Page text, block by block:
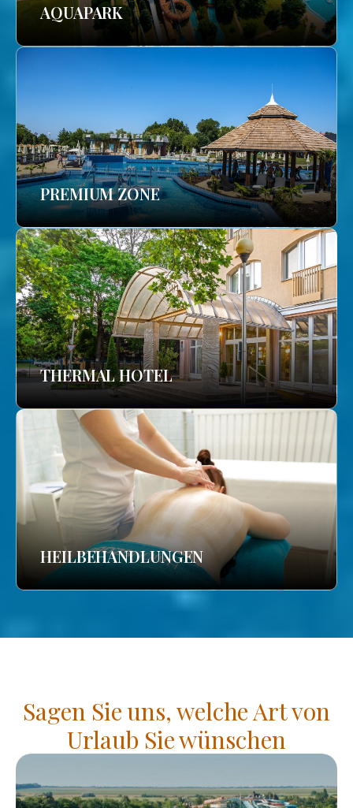
AQUAPARK
PREMIUM ZONE
THERMAL HOTEL
HEILBEHANDLUNGEN
Sagen Sie uns, welche Art von
Urlaub Sie wünschen